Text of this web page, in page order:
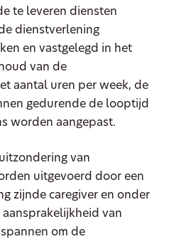
te leveren diensten
dienstverlening
en vastgelegd in het
van de
aantal uren per week, de
gedurende de looptijd
worden aangepast.
van
uitgevoerd door een
zijnde caregiver en onder
van
om de